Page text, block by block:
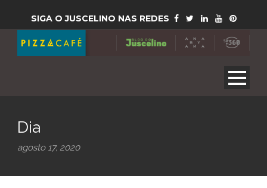
SIGA O JUSCELINO NAS REDES
Dia
agosto 17, 2020